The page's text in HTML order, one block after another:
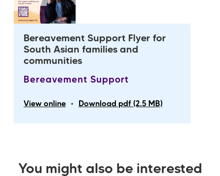
Bereavement Support Flyer for
South Asian families and
communities
Bereavement Support
View online • Download pdf (2.5 MB)
You might also be interested